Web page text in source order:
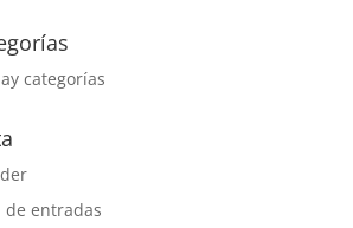
categorías
de entradas